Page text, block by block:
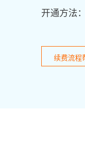
开通方法
续费流程